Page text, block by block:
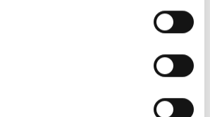
til noget, uagtet om det er din
ej – det kan være en
skriger om natten eller en ældre
i sin opgang. Det kan være